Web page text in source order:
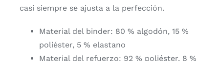
casi siempre se ajusta a la perfección.
Material del binder: 80 % algodón, 15 %
poliéster, 5 % elastano
Material del refuerzo: 92 % poliéster, 8 %